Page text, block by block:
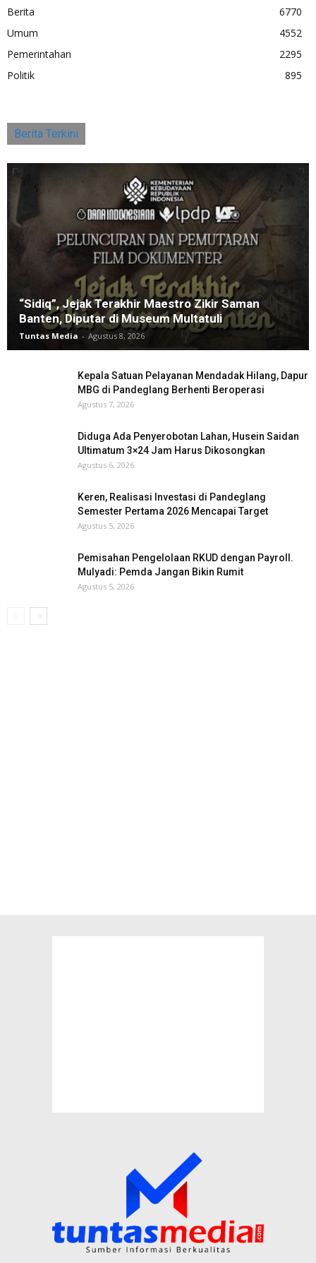
Berita
6770
Umum
4552
Pemerintahan
2295
Politik
895
Berita Terkini
“Sidiq”, Jejak Terakhir Maestro Zikir Saman
Banten, Diputar di Museum Multatuli
Tuntas Media - Agustus 8, 2026
Kepala Satuan Pelayanan Mendadak Hilang, Dapur
MBG di Pandeglang Berhenti Beroperasi
Agustus 7, 2026
Diduga Ada Penyerobotan Lahan, Husein Saidan
Ultimatum 3×24 Jam Harus Dikosongkan
Agustus 6, 2026
Keren, Realisasi Investasi di Pandeglang
Semester Pertama 2026 Mencapai Target
Agustus 5, 2026
Pemisahan Pengelolaan RKUD dengan Payroll.
Mulyadi: Pemda Jangan Bikin Rumit
Agustus 5, 2026